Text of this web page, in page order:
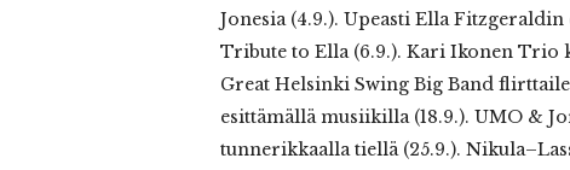
Jonesia (4.9.). Upeasti Ella
Tribute to Ella (6.9.). Kari Ikonen Trio
Great Helsinki Swing Big Band
esittämällä musiikilla (18.9.). UMO &
tunnerikkaalla tiellä (25.9.).